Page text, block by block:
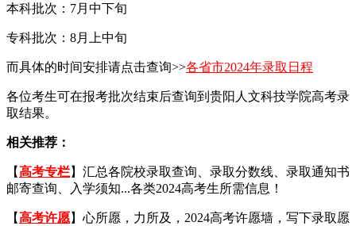
本科批次：7月中下旬
专科批次：8月上中旬
而具体的时间安排请点击查询>>各省市2024年录取日程
各位考生可在报考批次结束后查询到贵阳人文科技学院高考录
取结果。
相关推荐：
【高考专栏】汇总各院校录取查询、录取分数线、录取通知书
邮寄查询、入学须知...各类2024高考生所需信息！
【高考许愿】心所愿，力所及，2024高考许愿墙，写下录取愿